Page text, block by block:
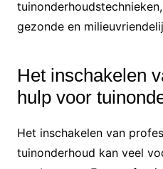
gezonde en
Het inschakelen
hulp voor
Het inschakelen van
tuinonderhoud kan veel